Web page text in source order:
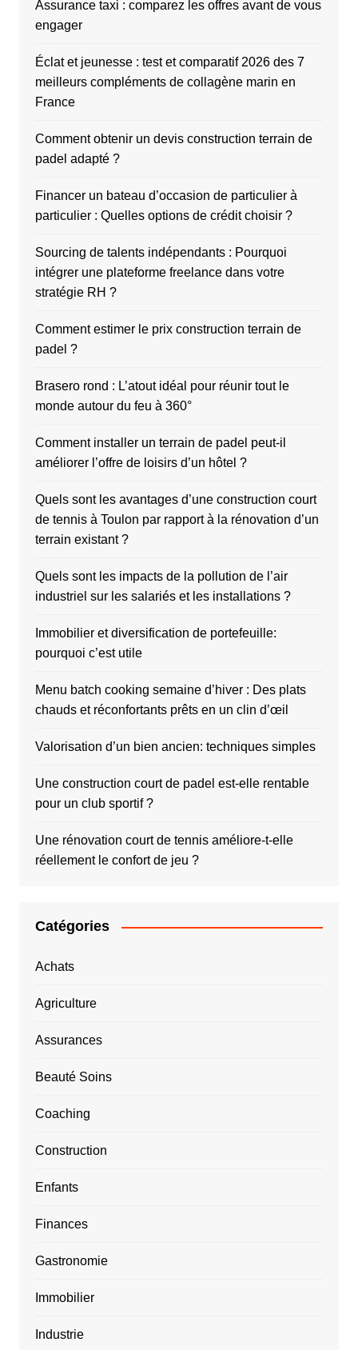
Assurance taxi : comparez les offres avant de vous
engager
Éclat et jeunesse : test et comparatif 2026 des 7
meilleurs compléments de collagène marin en
France
Comment obtenir un devis construction terrain de
padel adapté ?
Financer un bateau d’occasion de particulier à
particulier : Quelles options de crédit choisir ?
Sourcing de talents indépendants : Pourquoi
intégrer une plateforme freelance dans votre
stratégie RH ?
Comment estimer le prix construction terrain de
padel ?
Brasero rond : L’atout idéal pour réunir tout le
monde autour du feu à 360°
Comment installer un terrain de padel peut-il
améliorer l’offre de loisirs d’un hôtel ?
Quels sont les avantages d’une construction court
de tennis à Toulon par rapport à la rénovation d’un
terrain existant ?
Quels sont les impacts de la pollution de l’air
industriel sur les salariés et les installations ?
Immobilier et diversification de portefeuille:
pourquoi c’est utile
Menu batch cooking semaine d’hiver : Des plats
chauds et réconfortants prêts en un clin d’œil
Valorisation d’un bien ancien: techniques simples
Une construction court de padel est-elle rentable
pour un club sportif ?
Une rénovation court de tennis améliore-t-elle
réellement le confort de jeu ?
Catégories
Achats
Agriculture
Assurances
Beauté Soins
Coaching
Construction
Enfants
Finances
Gastronomie
Immobilier
Industrie